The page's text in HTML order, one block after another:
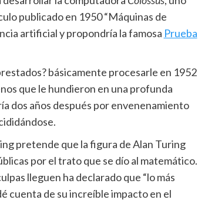
publicado en 1950 “Máquinas de
artificial y propondría la famosa Prueba
básicamente procesarle en 1952
que le hundieron en una profunda
dos años después por envenenamiento
pretende que la figura de Alan Turing
por el trato que se dío al matemático.
lleguen ha declarado que “lo más
cuenta de su increíble impacto en el